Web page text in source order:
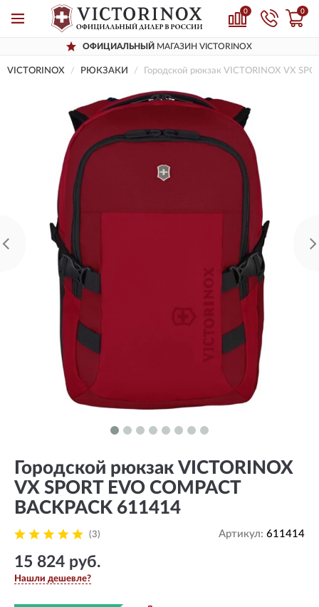
0 0
ОФИЦИАЛЬНЫЙ МАГАЗИН VICTORINOX
VICTORINOX РЮКЗАКИ Городской рюкзак VICTORINOX VX
Городской рюкзак VICTORINOX
VX SPORT EVO COMPACT
BACKPACK 611414
(3) Артикул: 611414
15 824 руб.
Нашли дешевле?